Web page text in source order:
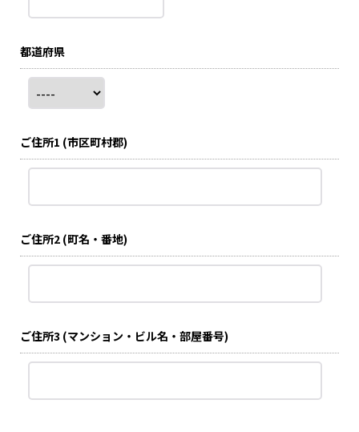
都道府県
ご住所1 (市区町村郡)
ご住所2 (町名・番地)
ご住所3 (マンション・ビル名・部屋番号)